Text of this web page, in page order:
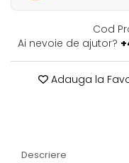
Cod
Ai nevoie de ajutor?
Adauga la
Descriere